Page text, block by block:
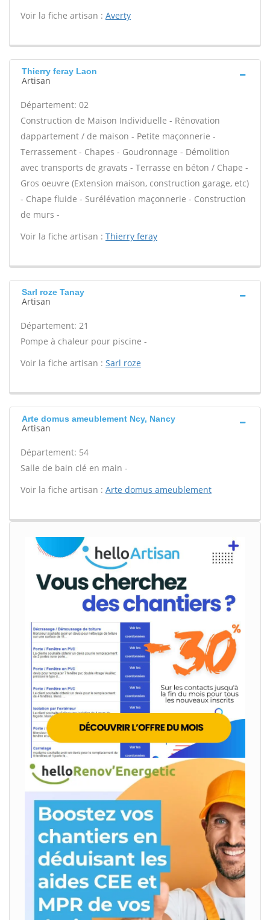
Voir la fiche artisan : Averty
Thierry feray Laon
Artisan
Département: 02
Construction de Maison Individuelle - Rénovation
dappartement / de maison - Petite maçonnerie -
Terrassement - Chapes - Goudronnage - Démolition
avec transports de gravats - Terrasse en béton / Chape -
Gros oeuvre (Extension maison, construction garage, etc)
- Chape fluide - Surélévation maçonnerie - Construction
de murs -
Voir la fiche artisan : Thierry feray
Sarl roze Tanay
Artisan
Département: 21
Pompe à chaleur pour piscine -
Voir la fiche artisan : Sarl roze
Arte domus ameublement Ncy, Nancy
Artisan
Département: 54
Salle de bain clé en main -
Voir la fiche artisan : Arte domus ameublement